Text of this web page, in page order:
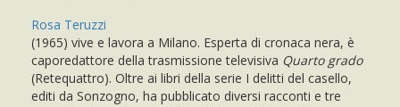
Rosa Teruzzi
(1965) vive e lavora a Milano. Esperta di cronaca nera, è
caporedattore della trasmissione televisiva Quarto grado
(Retequattro). Oltre ai libri della serie I delitti del casello,
editi da Sonzogno, ha pubblicato diversi racconti e tre